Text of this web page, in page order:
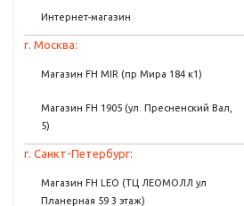
Интернет-магазин
г. Москва:
Магазин FH MIR (пр Мира 184 к1)
Магазин FH 1905 (ул. Пресненский Вал,
5)
г. Санкт-Петербург:
Магазин FH LEO (ТЦ ЛЕОМОЛЛ ул
Планерная 59 3 этаж)